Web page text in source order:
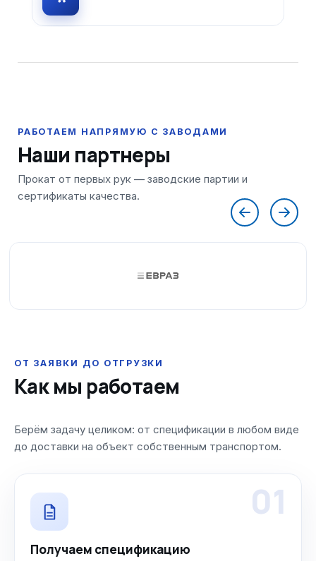
Наши партнеры
ОТ ЗАЯВКИ ДО ОТГРУЗКИ
Как мы работаем
Берём задачу целиком: от спецификации в любом виде
до доставки на объект собственным транспортом.
01
Получаем спецификацию